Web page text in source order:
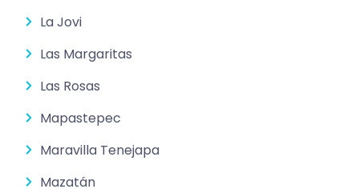
La Jovi
Las Margaritas
Las Rosas
Mapastepec
Maravilla Tenejapa
Mazatán